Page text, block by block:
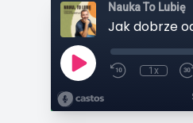
Nauka To Lubię
Jak dobrze
1x